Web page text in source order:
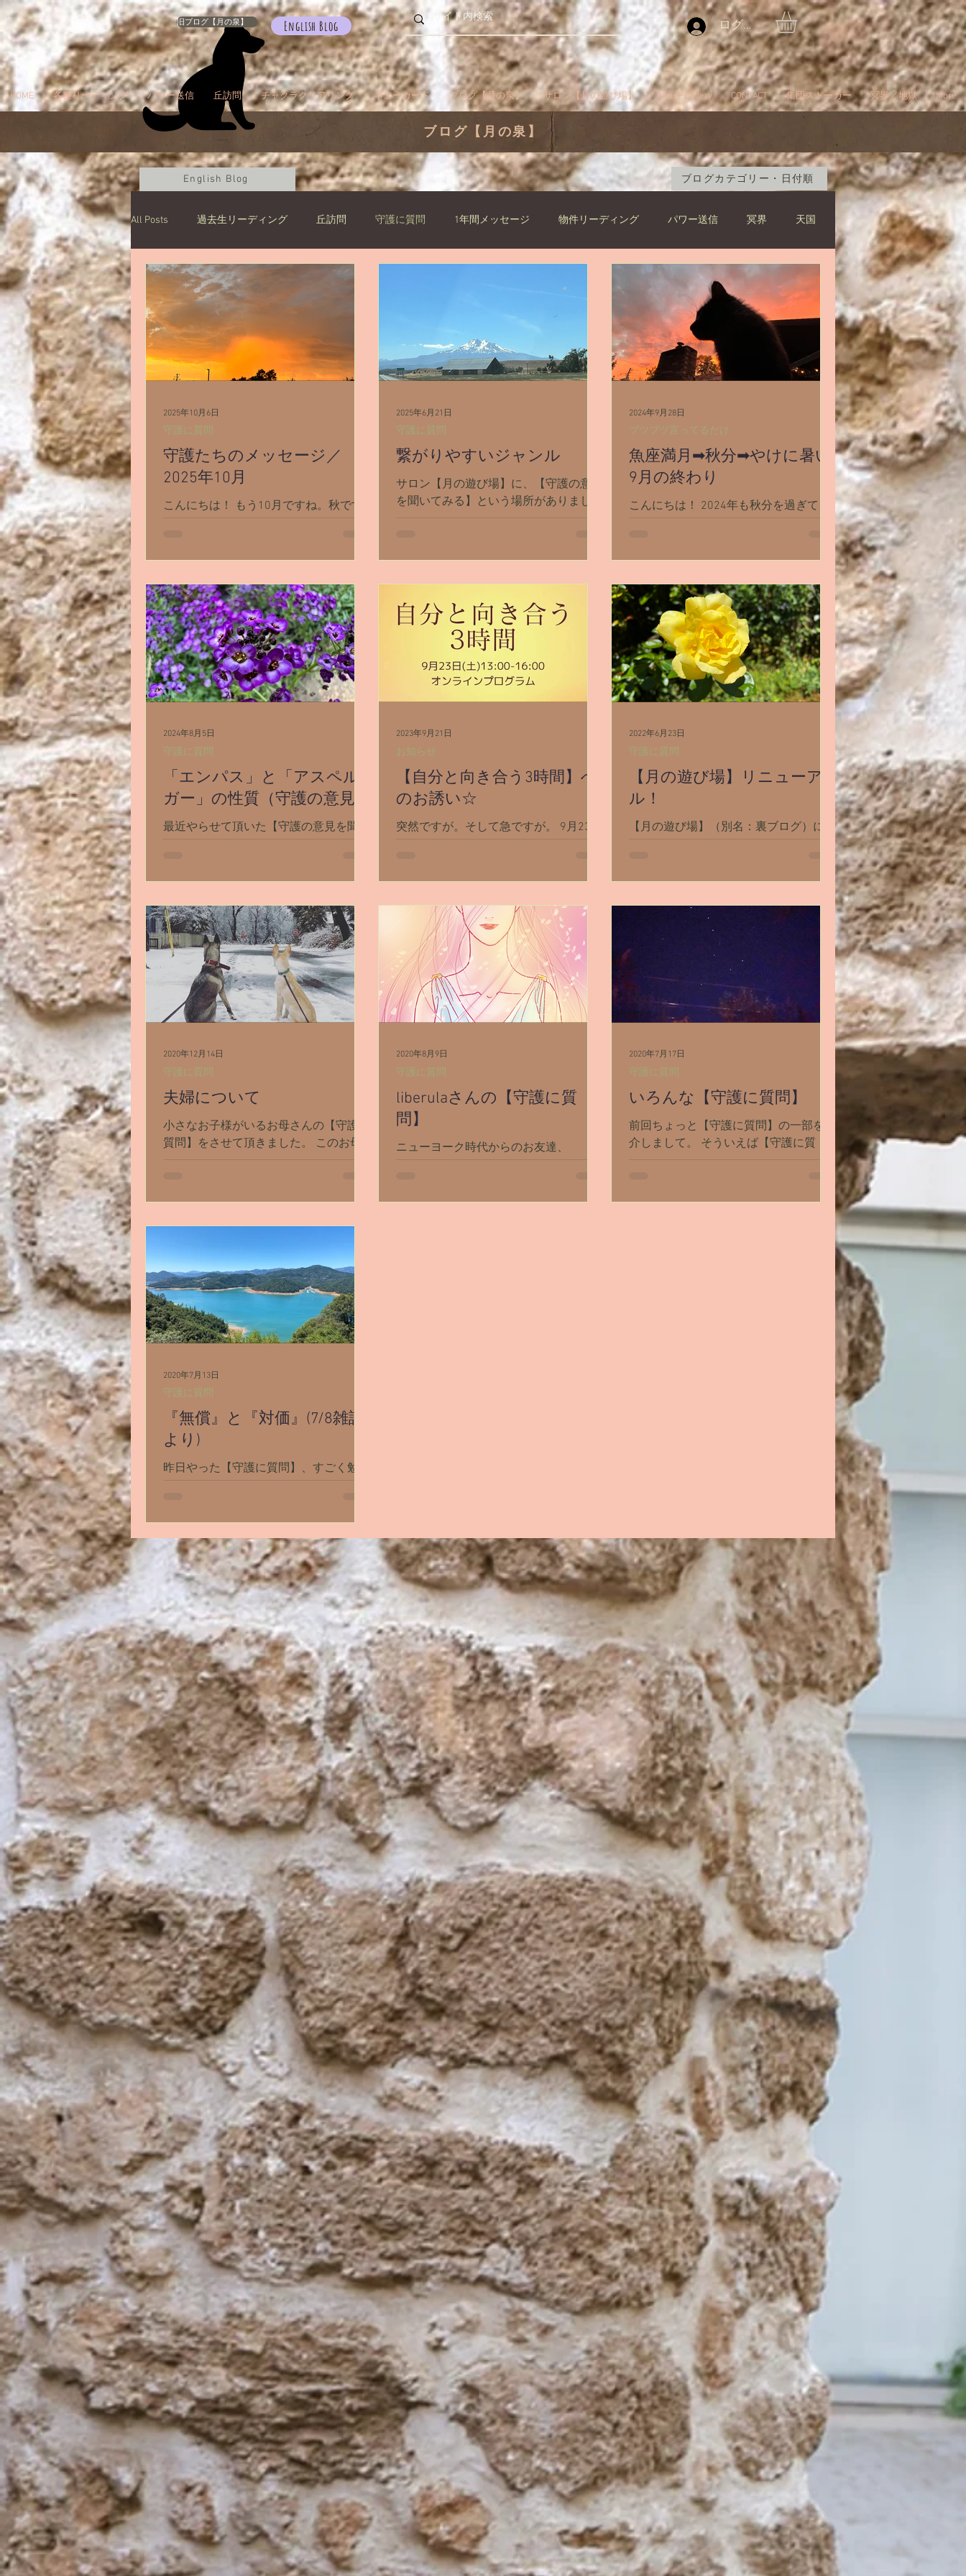
旧ブログ【月の泉】 English Blog ログイン
HOME 各種リーディング パワー送信 丘訪問 チャクラクリアリング ギューカード ブログ【月の泉】 サロン【月の遊び場】 ギューGallery CONTACT 集団ストーカー 冥界／地獄 More
ブログ【月の泉】
English Blog ブログカテゴリー・日付順
All Posts 過去生リーディング 丘訪問 守護に質問 1年間メッセージ 物件リーディング パワー送信 冥界 天国
カルマパターン お知らせ ブツブツ言ってるだけ
イベント シャスタ編スタート 妊娠・出産・不妊 斉木のじいさん
守護たちのメッセージ／
2025年10月
こんにちは！ もう10月ですね。秋です
突入。夜は7℃くらいなので暖炉を使い
意見を聞いてみる】で、興味深い言葉が
ありました。 「最近疲れていてワクワ
ク出来ない」...
守護に質問
2025年10月6日
繋がりやすいジャンル
サロン【月の遊び場】に、【守護の意見
を聞いてみる】という場所がありまし
て。 サロンメンバーが月に1回そこで守
いてみる】に...
守護に質問
2025年6月21日
魚座満月➡秋分➡やけに暑い
9月の終わり
こんにちは！ 2024年も秋分を過ぎて、
て「今年の秋はどこ？」という感じで
下りたReddingという町まで行くと「秋
ってなんだっけ？」という気温です
が。...
ブツブツ言ってるだけ
2024年9月28日
「エンパス」と「アスペル
ガー」の性質（守護の意見）
最近やらせて頂いた【守護の意見を聞い
てみる】で 私はなぜアスペルガーとい
か。 また、この性質をどう活かして生
ありまして。 守護さんの回答がとても
興味深かったので、ここで紹介させて下
さい。...
守護に質問
2024年8月5日
【自分と向き合う3時間】へ
のお誘い☆
突然ですが。そして急ですが。 9月23日
土曜日(日本時間)、日本のお友達RIKIち
【自分と向き合う3時間】というZoomイ
に、人間1人1人が自分ととことん向き合
って『気付き』を得て変わっていかねば
お知らせ
2023年9月21日
【月の遊び場】リニューア
ル！
【月の遊び場】（別名：裏ブログ）につ
いてお知らせです！ 2020年にコロナ禍
が始まって子供達の学校がオンライン授
業になり、それが終わったら今度は妊
真っ最中で。 【過去世リーディング】
や【丘訪問】など長時間必要とするリー
ディングをするのが難...
守護に質問
2022年6月23日
夫婦について
小さなお子様がいるお母さんの【守護に
質問】をさせて頂きました。 このお母
さんと同じような悩みを抱えているお母
ファラオ『メンカウラー』さんでし
守護に質問
2020年12月14日
liberulaさんの【守護に質
問】
ニューヨーク時代からのお友達、
liberulaさんの【守護に質問】をさせて
容が個人情報含んでたりするので、全部
守護に質問
2020年8月9日
いろんな【守護に質問】
前回ちょっと【守護に質問】の一部を紹
介しまして。 そういえば【守護に質
問】の内容ってブログで紹介した事ない
ログに載せるとか考えた事なかったな。
でも興味深い回答けっこうあった気がす
守護に質問
2020年7月17日
『無償』と『対価』(7/8雑談
より)
昨日やった【守護に質問】、すごく勉強
い引き受けてしまいますが、 本当はの
ほほんと仕事がしたいという自分のスタ
イルに合っていないので、そのたびに苦
しめられます。なぜプレッシャーのある
仕事に任命されがちなの...
守護に質問
2020年7月13日